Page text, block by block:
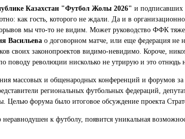
Казахстан "Футбол Жолы 2026" и подписавших
как гость, которого не ждали. Да и в
мы что-то не видим. Может руководство ФФК
Васильева о договорном матче, или еще федерация не
своих законопроектов видимо-невидимо. Короче,
революции нисколько не утрирую и это
массовых и общенародных конференций и форумов за
региональных футбольных федераций,
Целью форума было итоговое обсуждение проекта
неравнодушен к футболу, появится уникальная